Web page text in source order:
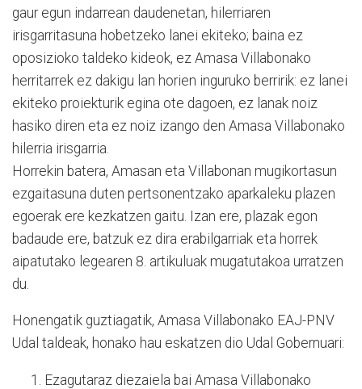
gaur egun indarrean daudenetan, hilerriaren
irisgarritasuna hobetzeko lanei ekiteko; baina ez
oposizioko taldeko kideok, ez Amasa Villabonako
herritarrek ez dakigu lan horien inguruko berririk: ez lanei
ekiteko proiekturik egina ote dagoen, ez lanak noiz
hasiko diren eta ez noiz izango den Amasa Villabonako
hilerria irisgarria.
Horrekin batera, Amasan eta Villabonan mugikortasun
ezgaitasuna duten pertsonentzako aparkaleku plazen
egoerak ere kezkatzen gaitu. Izan ere, plazak egon
badaude ere, batzuk ez dira erabilgarriak eta horrek
aipatutako legearen 8. artikuluak mugatutakoa urratzen
du.
Honengatik guztiagatik, Amasa Villabonako EAJ-PNV
Udal taldeak, honako hau eskatzen dio Udal Gobernuari:
Ezagutaraz diezaiela bai Amasa Villabonako